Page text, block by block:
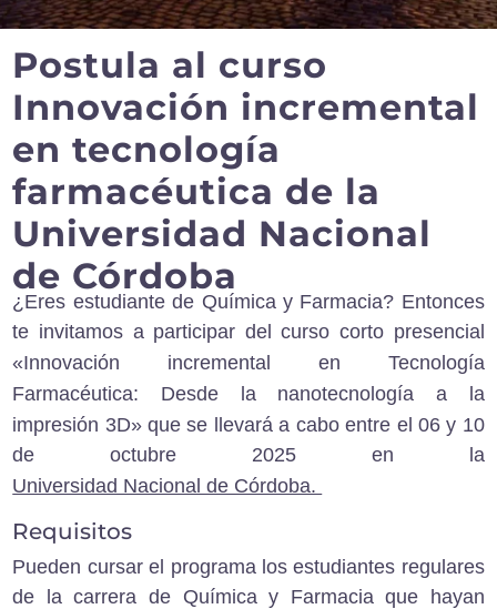
Postula al curso
Innovación incremental
en tecnología
farmacéutica de la
Universidad Nacional
de Córdoba
¿Eres estudiante de Química y Farmacia? Entonces
te invitamos a participar del curso corto presencial
«Innovación incremental en Tecnología
Farmacéutica: Desde la nanotecnología a la
impresión 3D»que se llevará a cabo entre el 06 y 10
de octubre 2025 en la
Universidad Nacional de Córdoba.
Requisitos
Pueden cursar el programa los estudiantes regulares
de la carrera de Química y Farmacia que hayan